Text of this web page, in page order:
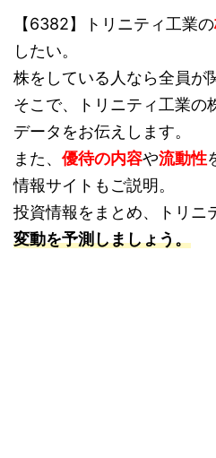
【6382】トリニティ工業の
したい。
株をしている人なら全員が
そこで、トリニティ工業の
データをお伝えします。
また、 優待の内容や流動性
情報サイトもご説明。
投資情報をまとめ、トリニ
変動を予測しましょう。